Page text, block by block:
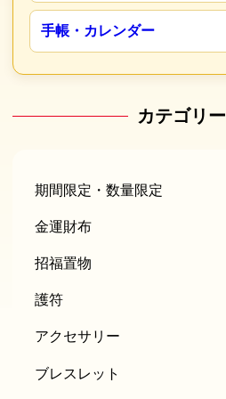
手帳・カレンダー
カテゴリー
期間限定・数量限定
金運財布
招福置物
護符
アクセサリー
ブレスレット